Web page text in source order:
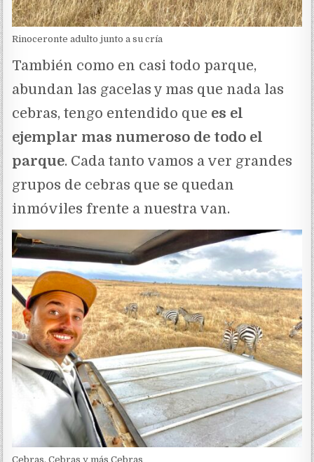
Rinoceronte adulto junto a su cría
También como en casi todo parque,
abundan las gacelas y mas que nada las
cebras, tengo entendido que es el
ejemplar mas numeroso de todo el
parque. Cada tanto vamos a ver grandes
grupos de cebras que se quedan
inmóviles frente a nuestra van.
Cebras, Cebras y más Cebras